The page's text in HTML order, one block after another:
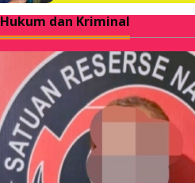
Hukum dan Kriminal